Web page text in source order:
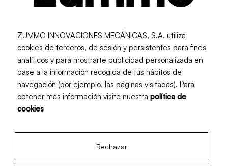
Invertir enexprimidoresfabricados con materiales
la corrosión, imprescindibles en un entorno
profesional.
Tamaño y diseño adaptado al espacio del
hotel
El exprimidor debe integrarse en el espacio
disponible, ya sea en cocinas, barras o zonas de
autoservicio. Undiseño compacto y estético
ZUMMO INNOVACIONES MECÁNICAS, S.A. utiliza
cookies de terceros, de sesión y persistentes para fines
analíticos y para mostrarte publicidad personalizada en
base a la información recogida de tus hábitos de
navegación (por ejemplo, las páginas visitadas). Para
obtener más información visite nuestra política de
cookies
Rechazar